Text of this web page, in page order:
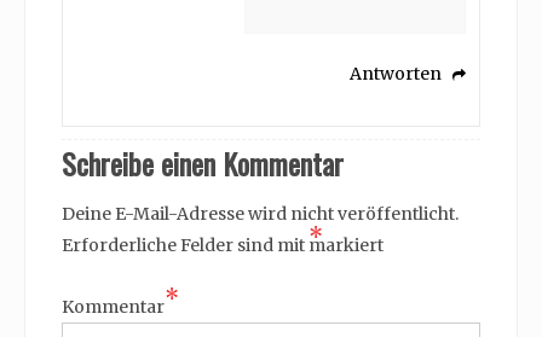
Antworten
Schreibe einen Kommentar
Deine E-Mail-Adresse wird nicht veröffentlicht.
Erforderliche Felder sind mit *
markiert
Kommentar*